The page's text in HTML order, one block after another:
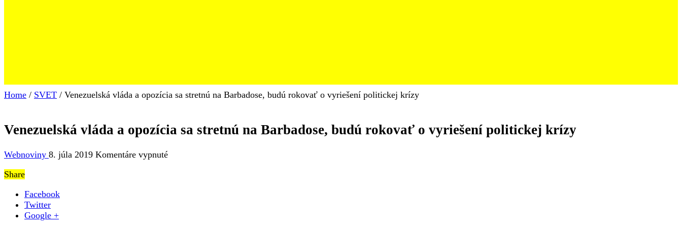
Home / SVET / Venezuelská vláda a opozícia sa stretnú na Barbadose, budú rokovať o vyriešení politickej krízy
Venezuelská vláda a opozícia sa stretnú na Barbadose, budú rokovať o vyriešení politickej krízy
Webnoviny 8. júla 2019 Komentáre vypnuténa
Share
Facebook
Twitter
Google +